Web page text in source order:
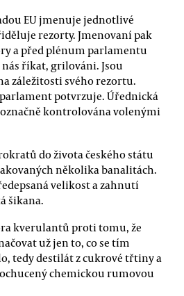
EU jmenuje jednotlivé
rezorty. Jmenovaní pak
a před plénum parlamentu
nás říkat, grilováni. Jsou
záležitosti svého rezortu.
potvrzuje. Úřednická
kontrolována volenými
do života českého státu
několika banalitách.
velikost a zahnutí
šikana.
kverulantů proti tomu, že
už jen to, co se tím
tedy destilát z cukrové třtiny a
chemickou rumovou